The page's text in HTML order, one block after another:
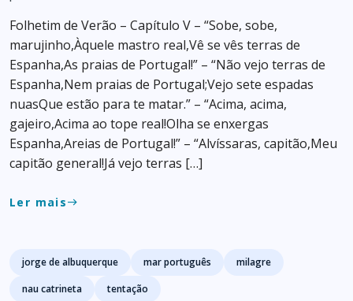
Folhetim de Verão – Capítulo V – “Sobe, sobe,
marujinho,Àquele mastro real,Vê se vês terras de
Espanha,As praias de Portugal!” – “Não vejo terras de
Espanha,Nem praias de Portugal;Vejo sete espadas
nuasQue estão para te matar.” – “Acima, acima,
gajeiro,Acima ao tope real!Olha se enxergas
Espanha,Areias de Portugal!” – “Alvíssaras, capitão,Meu
capitão general!Já vejo terras […]
Ler maiseast
Tags
jorge de albuquerque mar português
milagre
nau catrineta
tentação